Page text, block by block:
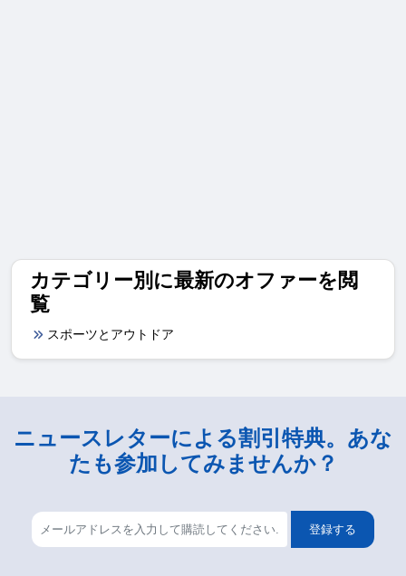
カテゴリー別に最新のオファーを閲
覧
スポーツとアウトドア
ニュースレターによる割引特典。あな
たも参加してみませんか？
登録する